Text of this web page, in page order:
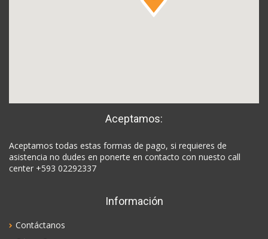
Aceptamos:
Aceptamos todas estas formas de pago, si requieres de
asistencia no dudes en ponerte en contacto con nuesto call
center +593 02292337
Información
Contáctanos